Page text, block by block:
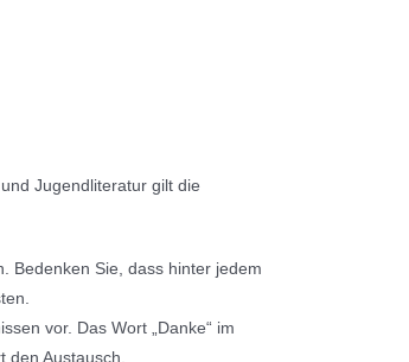
Jugendliteratur gilt die
Bedenken Sie, dass hinter jedem
vor. Das Wort „Danke“ im
Austausch.